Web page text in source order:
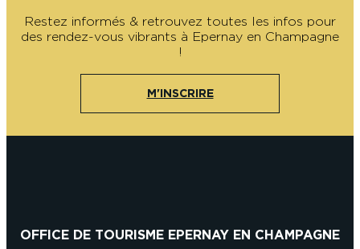
Restez informés & retrouvez toutes les infos pour
des rendez-vous vibrants à Epernay en Champagne
!
M'INSCRIRE
OFFICE DE TOURISME EPERNAY EN CHAMPAGNE